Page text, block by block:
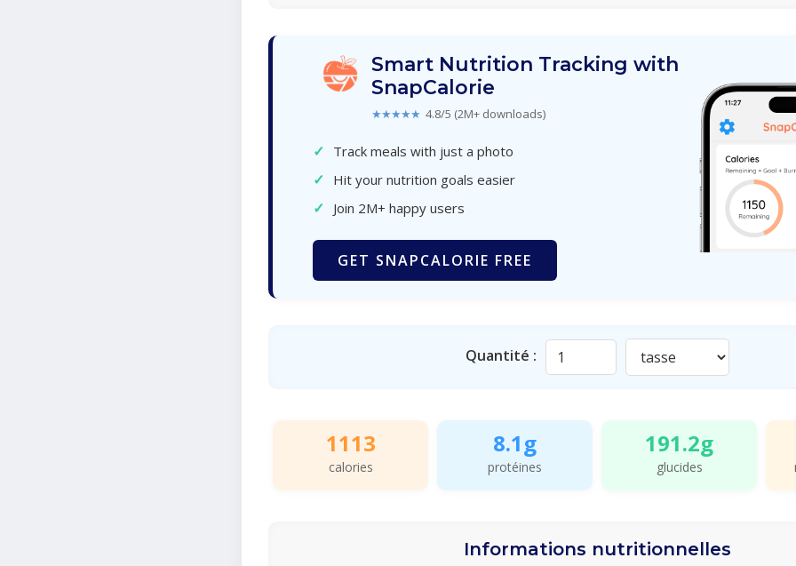
Smart Nutrition Tracking with
SnapCalorie
★★★★★ 4.8/5 (2M+ downloads)
✓ Track meals with just a photo
✓ Hit your nutrition goals easier
✓ Join 2M+ happy users
GET SNAPCALORIE FREE
Quantité :
1113
calories
8.1g
protéines
191.2g
glucides
Informations nutritionnelles